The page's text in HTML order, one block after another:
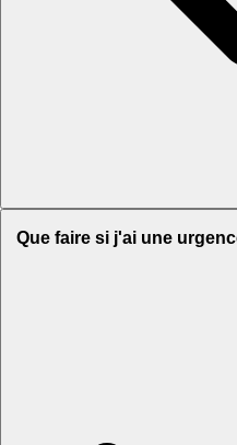
Que faire si j'ai une